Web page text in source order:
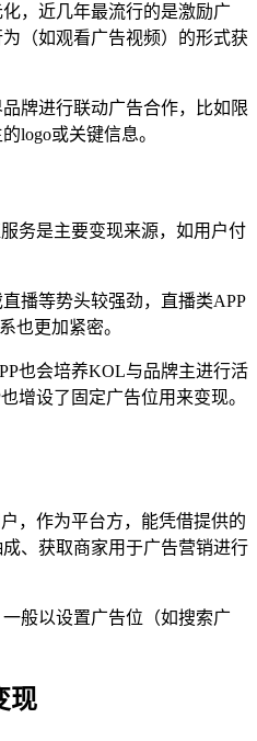
，近几年最流行的是激励广
（如观看广告视频）的形式获
牌进行联动广告合作，比如限
logo或关键信息。
务是主要变现来源，如用户付
播等势头较强劲，直播类APP
也更加紧密。
也会培养KOL与品牌主进行活
增设了固定广告位用来变现。
，作为平台方，能凭借提供的
、获取商家用于广告营销进行
般以设置广告位（如搜索广
现